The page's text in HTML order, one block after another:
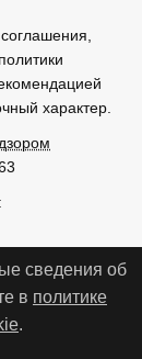
характер.
сведения об
в политике
.